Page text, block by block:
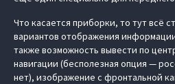
Что касается приборки, то тут всё
вариантов отображения
также возможность вывести по
навигации (бесполезная опция —
нет), изображение с фронтальной